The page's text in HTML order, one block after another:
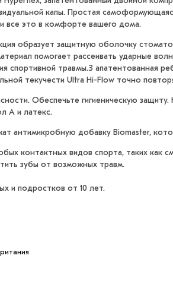
капы. Простая
все это в комфорте вашего дома.
образует защитную оболочку
помогает рассеивать ударные
спортивной травмы.З апатентованная
текучести Ultra Hi-Flow точно
Обеспечьте гигиеническую
А и латекс.
антимикробную добавку Biomaster,
контактных видов спорта, таких как
зубы от возможных травм.
и подростков от 10 лет.